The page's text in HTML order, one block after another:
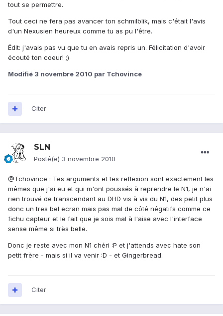
tout se permettre.
Tout ceci ne fera pas avancer ton schmilblik, mais c'était l'avis
d'un Nexusien heureux comme tu as pu l'être.
Édit: j'avais pas vu que tu en avais repris un. Félicitation d'avoir
écouté ton coeur! ;)
Modifié 3 novembre 2010 par Tchovince
Citer
SLN
Posté(e) 3 novembre 2010
@Tchovince : Tes arguments et tes reflexion sont exactement les
mêmes que j'ai eu et qui m'ont poussés à reprendre le N1, je n'ai
rien trouvé de transcendant au DHD vis à vis du N1, des petit plus
donc un tres bel ecran mais pas mal de côté négatifs comme ce
fichu capteur et le fait que je sois mal à l'aise avec l'interface
sense même si très belle.
Donc je reste avec mon N1 chéri :P et j'attends avec hate son
petit frère - mais si il va venir :D - et Gingerbread.
Citer